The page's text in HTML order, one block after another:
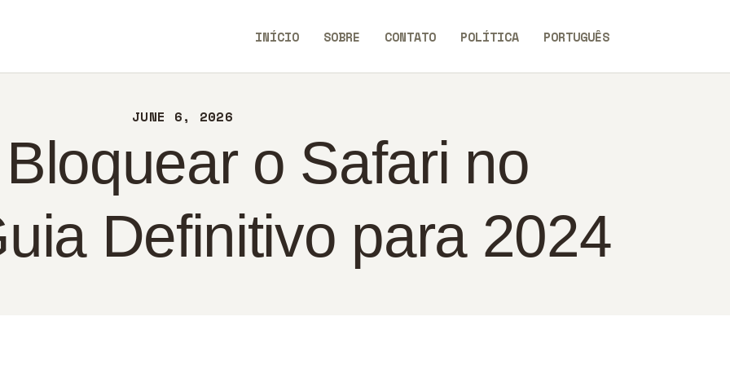
INÍCIO SOBRE CONTATO POLÍTICA PORTUGUÊS
JUNE 6, 2026
o Safari no
Definitivo para 2024